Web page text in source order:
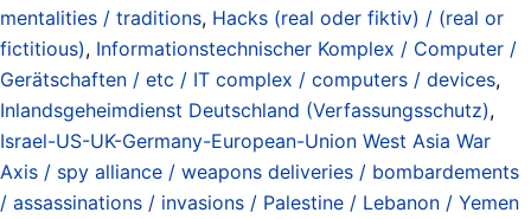
mentalities / traditions, Hacks (real oder fiktiv) / (real or
fictitious), Informationstechnischer Komplex / Computer /
Gerätschaften / etc / IT complex / computers / devices,
Inlandsgeheimdienst Deutschland (Verfassungsschutz),
Israel-US-UK-Germany-European-Union West Asia War
Axis / spy alliance / weapons deliveries / bombardements
/ assassinations / invasions / Palestine / Lebanon / Yemen